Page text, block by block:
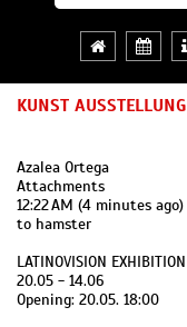
KUNST AUSSTELLUNG
Azalea Ortega
Attachments
12:22 AM (4 minutes ago)
to hamster
LATINOVISION EXHIBITION
20.05 - 14.06
Opening: 20.05. 18:00